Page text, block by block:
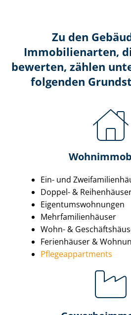
Zu den
Immobilienarten,
bewerten, zählen
folgenden
Ein- und
Doppel- &
Ei­gen­tums­woh­nun­gen
Mehr­fa­mi­li­en­häu­ser
Wohn- &
Ferienhäuser &
Pfle­ge­ap­part­ments